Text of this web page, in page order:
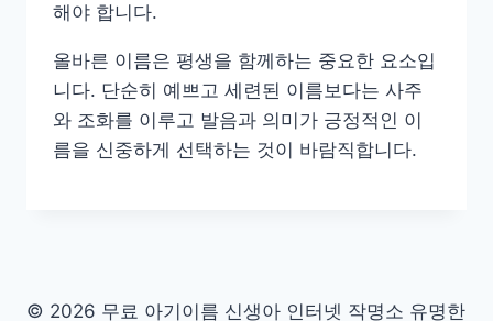
해야 합니다.
올바른 이름은 평생을 함께하는 중요한 요소입
니다. 단순히 예쁘고 세련된 이름보다는 사주
와 조화를 이루고 발음과 의미가 긍정적인 이
름을 신중하게 선택하는 것이 바람직합니다.
© 2026 무료 아기이름 신생아 인터넷 작명소 유명한